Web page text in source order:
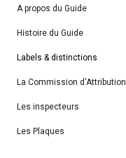
A propos du Guide
Histoire du Guide
Labels & distinctions
La Commission d'Attribution
Les inspecteurs
Les Plaques